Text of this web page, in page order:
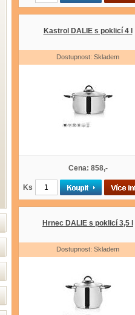
Kastrol DALIE s poklicí 4 l
Dostupnost: Skladem
Cena: 858,-
Ks
Hrnec DALIE s poklicí 3,5 l
Dostupnost: Skladem